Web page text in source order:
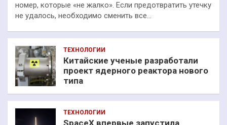
номер, которые «не жалко». Если предотвратить утечку
не удалось, необходимо сменить все…
ТЕХНОЛОГИИ
Китайские ученые разработали
проект ядерного реактора нового
типа
ТЕХНОЛОГИИ